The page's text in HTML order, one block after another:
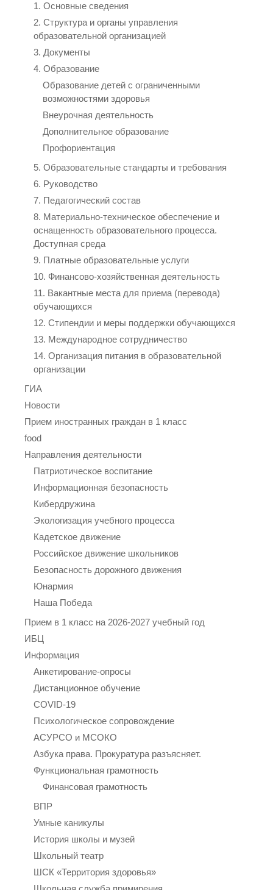
1. Основные сведения
2. Структура и органы управления
образовательной организацией
3. Документы
4. Образование
Образование детей с ограниченными
возможностями здоровья
Внеурочная деятельность
Дополнительное образование
Профориентация
5. Образовательные стандарты и требования
6. Руководство
7. Педагогический состав
8. Материально-техническое обеспечение и
оснащенность образовательного процесса.
Доступная среда
9. Платные образовательные услуги
10. Финансово-хозяйственная деятельность
11. Вакантные места для приема (перевода)
обучающихся
12. Стипендии и меры поддержки обучающихся
13. Международное сотрудничество
14. Организация питания в образовательной
организации
ГИА
Новости
Прием иностранных граждан в 1 класс
food
Направления деятельности
Патриотическое воспитание
Информационная безопасность
Кибердружина
Экологизация учебного процесса
Кадетское движение
Российское движение школьников
Безопасность дорожного движения
Юнармия
Наша Победа
Прием в 1 класс на 2026-2027 учебный год
ИБЦ
Информация
Анкетирование-опросы
Дистанционное обучение
COVID-19
Психологическое сопровождение
АСУРСО и МСОКО
Азбука права. Прокуратура разъясняет.
Функциональная грамотность
Финансовая грамотность
ВПР
Умные каникулы
История школы и музей
Школьный театр
ШСК «Территория здоровья»